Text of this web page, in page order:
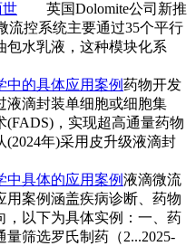
世 英国Dolomite公司新推
流控系统主要通过35个平行
包水乳液，这种模块化系
中的具体应用案例药物开发
液滴封装单细胞或细胞集
，实现超高通量药物
年)采用皮升级液滴封
中具体的应用案例液滴微流
用案例涵盖疾病诊断、药物
，以下为具体实例：一、药
量筛选‌罗氏制药（2...2025-